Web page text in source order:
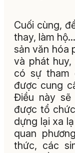
Cuối cùng,
thay, làm
sản văn hóa
và phát
có sự tham
được cung
Điều này sẽ
được tổ
dựng lại xa
quan
thức, các